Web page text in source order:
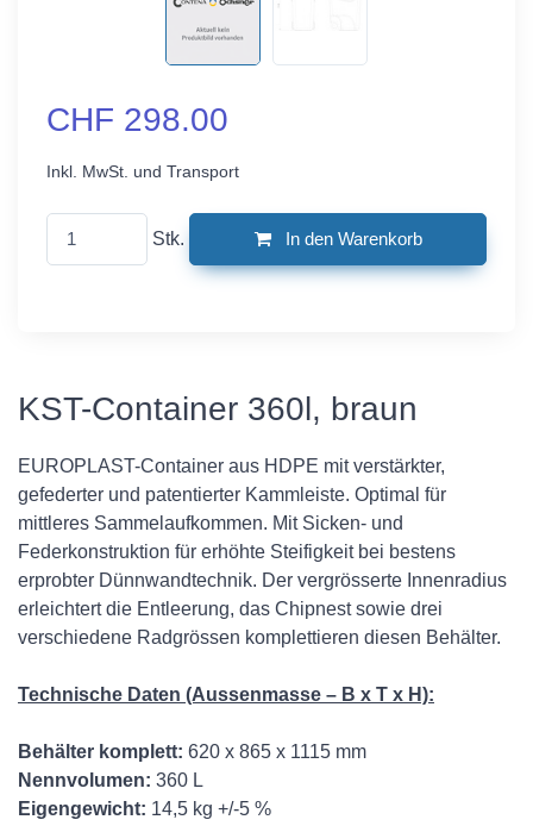
CHF 298.00
Inkl. MwSt. und Transport
Stk. In den Warenkorb
KST-Container 360l, braun
EUROPLAST-Container aus HDPE mit verstärkter,
gefederter und patentierter Kammleiste. Optimal für
mittleres Sammelaufkommen. Mit Sicken- und
Federkonstruktion für erhöhte Steifigkeit bei bestens
erprobter Dünnwandtechnik. Der vergrösserte Innenradius
erleichtert die Entleerung, das Chipnest sowie drei
verschiedene Radgrössen komplettieren diesen Behälter.
Technische Daten (Aussenmasse – B x T x H):
Behälter komplett: 620 x 865 x 1115 mm
Nennvolumen: 360 L
Eigengewicht: 14,5 kg +/-5 %